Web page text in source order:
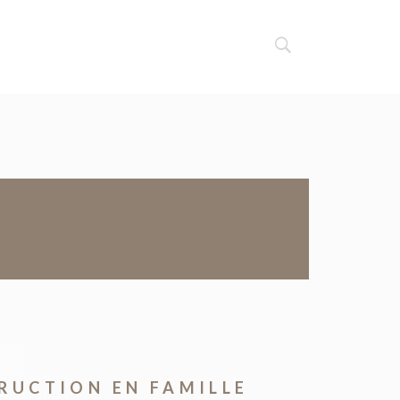
EN FAMILLE